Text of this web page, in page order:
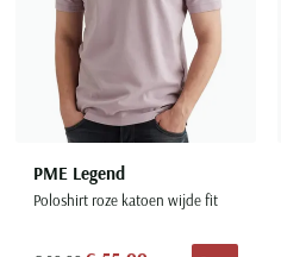
PME Legend
Poloshirt roze katoen wijde fit